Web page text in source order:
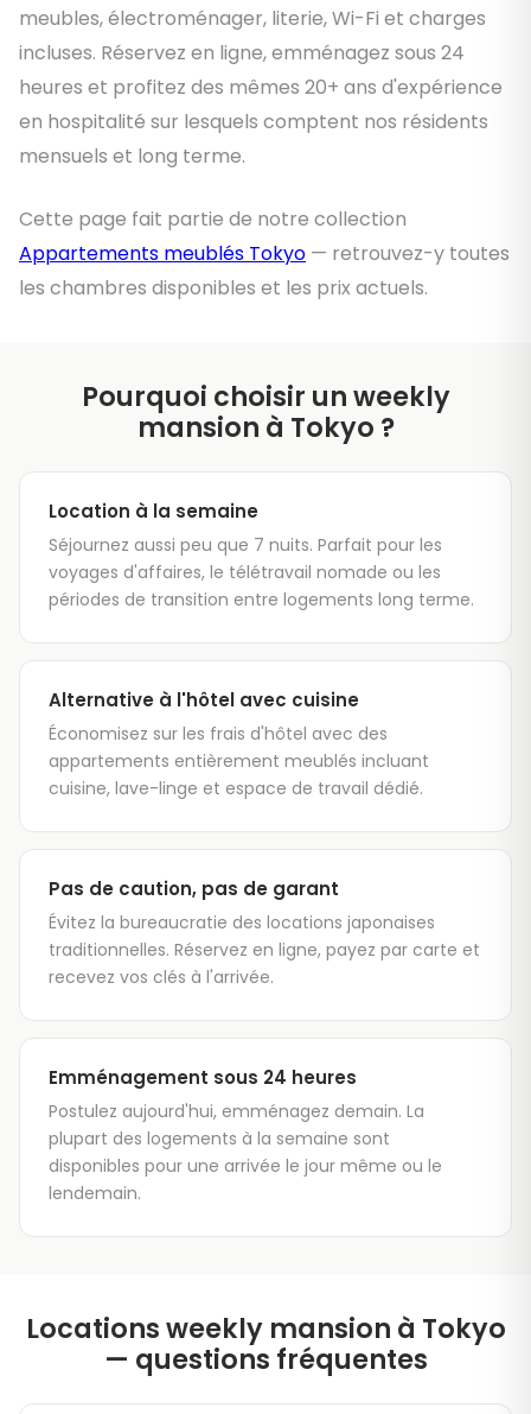
meubles, électroménager, literie, Wi-Fi et charges
incluses. Réservez en ligne, emménagez sous 24
heures et profitez des mêmes 20+ ans d'expérience
en hospitalité sur lesquels comptent nos résidents
mensuels et long terme.
Cette page fait partie de notre collection
Appartements meublés Tokyo — retrouvez-y toutes
les chambres disponibles et les prix actuels.
Pourquoi choisir un weekly
mansion à Tokyo ?
Location à la semaine
Séjournez aussi peu que 7 nuits. Parfait pour les
voyages d'affaires, le télétravail nomade ou les
périodes de transition entre logements long terme.
Alternative à l'hôtel avec cuisine
Économisez sur les frais d'hôtel avec des
appartements entièrement meublés incluant
cuisine, lave-linge et espace de travail dédié.
Pas de caution, pas de garant
Évitez la bureaucratie des locations japonaises
traditionnelles. Réservez en ligne, payez par carte et
recevez vos clés à l'arrivée.
Emménagement sous 24 heures
Postulez aujourd'hui, emménagez demain. La
plupart des logements à la semaine sont
disponibles pour une arrivée le jour même ou le
lendemain.
Locations weekly mansion à Tokyo
— questions fréquentes